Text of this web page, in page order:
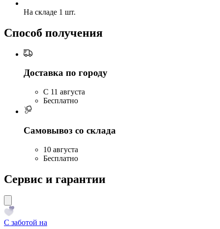
На складе 1 шт.
Способ получения
Доставка по городу
C 11 августа
Бесплатно
Самовывоз со склада
10 августа
Бесплатно
Сервис и гарантии
С заботой на